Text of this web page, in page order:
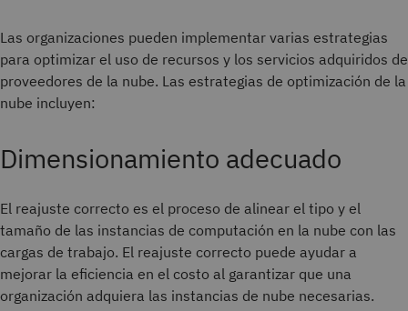
Las organizaciones pueden implementar varias estrategias
para optimizar el uso de recursos y los servicios adquiridos de
proveedores de la nube. Las estrategias de optimización de la
nube incluyen:
Dimensionamiento adecuado
El reajuste correcto es el proceso de alinear el tipo y el
tamaño de las instancias de computación en la nube con las
cargas de trabajo. El reajuste correcto puede ayudar a
mejorar la eficiencia en el costo al garantizar que una
organización adquiera las instancias de nube necesarias.